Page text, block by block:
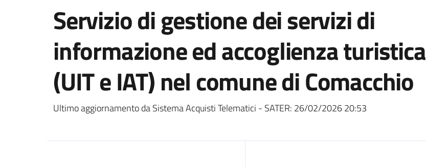
Servizio di gestione dei servizi di
informazione ed accoglienza turistica
(UIT e IAT) nel comune di Comacchio
Ultimo aggiornamento da Sistema Acquisti Telematici - SATER: 26/02/2026 20:53